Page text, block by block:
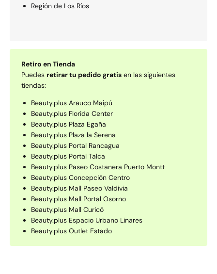
Región de Los Rí­os
Retiro en Tienda
Puedes retirar tu pedido gratis en las siguientes
tiendas:
Beauty.plus Arauco Maipú
Beauty.plus Florida Center
Beauty.plus Plaza Egaña
Beauty.plus Plaza la Serena
Beauty.plus Portal Rancagua
Beauty.plus Portal Talca
Beauty.plus Paseo Costanera Puerto Montt
Beauty.plus Concepción Centro
Beauty.plus Mall Paseo Valdivia
Beauty.plus Mall Portal Osorno
Beauty.plus Mall Curicó
Beauty.plus Espacio Urbano Linares
Beauty.plus Outlet Estado